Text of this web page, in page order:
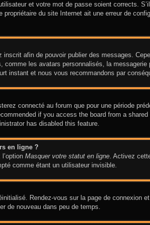
et votre mot de passe soient corrects.
du site Internet ait une erreur de
afin de pouvoir publier des messages.
les avatars personnalisés, la messagerie
instant et nous vous recommandons par
connecté au forum que pour une période
if you access the board from a shared
has disabled this feature.
en ligne ?
Masquer votre statut en ligne. Activez
comme étant un utilisateur invisible.
Rendez-vous sur la page de connexion
de nouveau dans peu de temps.